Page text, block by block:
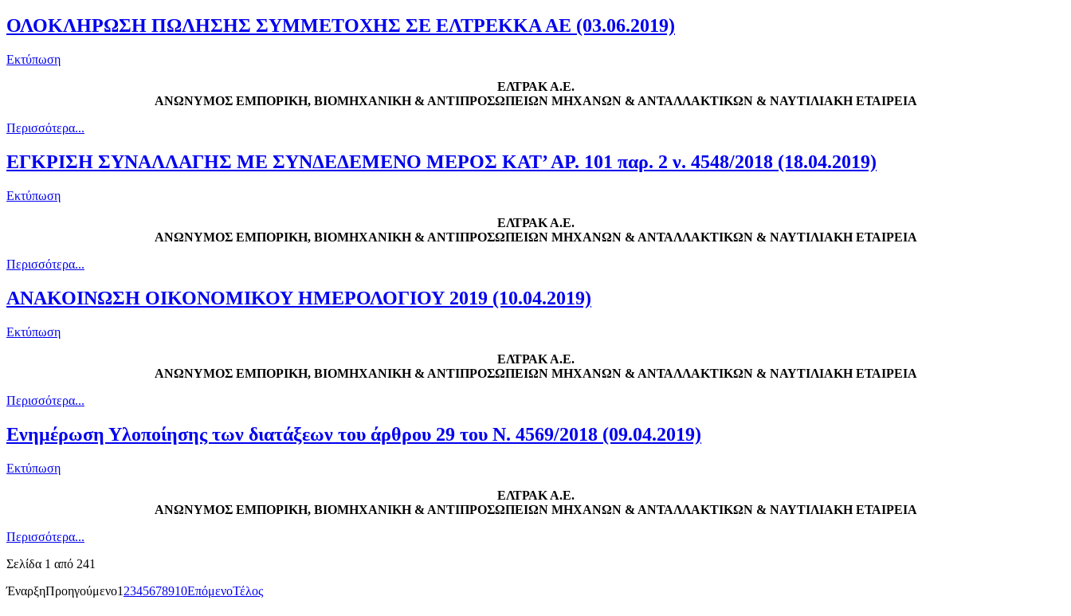
ΟΛΟΚΛΗΡΩΣΗ ΠΩΛΗΣΗΣ ΣΥΜΜΕΤΟΧΗΣ ΣΕ ΕΛΤΡΕΚΚΑ ΑΕ (03.06.2019)
Εκτύπωση
ΕΛΤΡΑΚ Α.Ε.
ΑΝΩΝΥΜΟΣ ΕΜΠΟΡΙΚΗ, ΒΙΟΜΗΧΑΝΙΚΗ & ΑΝΤΙΠΡΟΣΩΠΕΙΩΝ ΜΗΧΑΝΩΝ & ΑΝΤΑΛΛΑΚΤΙΚΩΝ & ΝΑΥΤΙΛΙΑΚΗ ΕΤΑΙΡΕΙΑ
Περισσότερα...
ΕΓΚΡΙΣΗ ΣΥΝΑΛΛΑΓΗΣ ΜΕ ΣΥΝΔΕΔΕΜΕΝΟ ΜΕΡΟΣ ΚΑΤ’ ΑΡ. 101 παρ. 2 ν. 4548/2018 (18.04.2019)
Εκτύπωση
ΕΛΤΡΑΚ Α.Ε.
ΑΝΩΝΥΜΟΣ ΕΜΠΟΡΙΚΗ, ΒΙΟΜΗΧΑΝΙΚΗ & ΑΝΤΙΠΡΟΣΩΠΕΙΩΝ ΜΗΧΑΝΩΝ & ΑΝΤΑΛΛΑΚΤΙΚΩΝ & ΝΑΥΤΙΛΙΑΚΗ ΕΤΑΙΡΕΙΑ
Περισσότερα...
ΑΝΑΚΟΙΝΩΣΗ ΟΙΚΟΝΟΜΙΚΟΥ ΗΜΕΡΟΛΟΓΙΟΥ 2019 (10.04.2019)
Εκτύπωση
ΕΛΤΡΑΚ Α.Ε.
ΑΝΩΝΥΜΟΣ ΕΜΠΟΡΙΚΗ, ΒΙΟΜΗΧΑΝΙΚΗ & ΑΝΤΙΠΡΟΣΩΠΕΙΩΝ ΜΗΧΑΝΩΝ & ΑΝΤΑΛΛΑΚΤΙΚΩΝ & ΝΑΥΤΙΛΙΑΚΗ ΕΤΑΙΡΕΙΑ
Περισσότερα...
Ενημέρωση Υλοποίησης των διατάξεων του άρθρου 29 του Ν. 4569/2018 (09.04.2019)
Εκτύπωση
ΕΛΤΡΑΚ Α.Ε.
ΑΝΩΝΥΜΟΣ ΕΜΠΟΡΙΚΗ, ΒΙΟΜΗΧΑΝΙΚΗ & ΑΝΤΙΠΡΟΣΩΠΕΙΩΝ ΜΗΧΑΝΩΝ & ΑΝΤΑΛΛΑΚΤΙΚΩΝ & ΝΑΥΤΙΛΙΑΚΗ ΕΤΑΙΡΕΙΑ
Περισσότερα...
Σελίδα 1 από 241
ΈναρξηΠροηγούμενο1 2345678910ΕπόμενοΤέλος